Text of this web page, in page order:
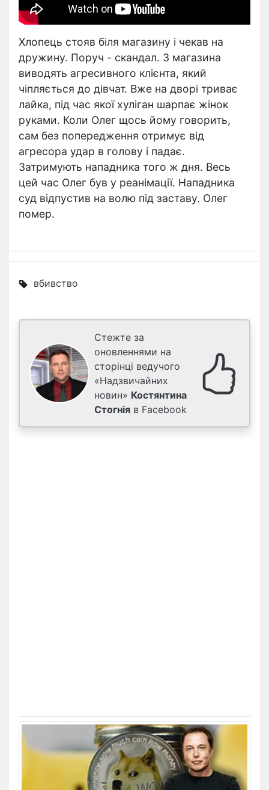
Хлопець стояв біля магазину і чекав на
дружину. Поруч - скандал. З магазина
виводять агресивного клієнта, який
чіпляється до дівчат. Вже на дворі триває
лайка, під час якої хуліган шарпає жінок
руками. Коли Олег щось йому говорить,
сам без попередження отримує від
агресора удар в голову і падає.
Затримують нападника того ж дня. Весь
цей час Олег був у реанімації. Нападника
суд відпустив на волю під заставу. Олег
помер.
вбивство
Стежте за
оновленнями на
сторінці ведучого
«Надзвичайних
новин» Костянтина
Стогнія в Facebook